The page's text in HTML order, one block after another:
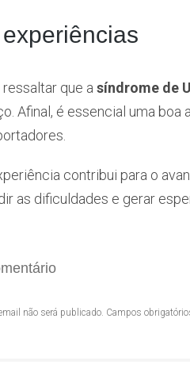
que a síndrome de
Afinal, é essencial uma
contribui para o
as dificuldades e gerar
não será publicado. Campos